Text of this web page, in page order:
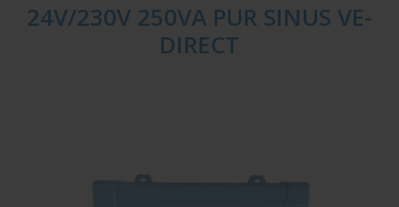
24V/230V 250VA PUR SINUS VE-
DIRECT